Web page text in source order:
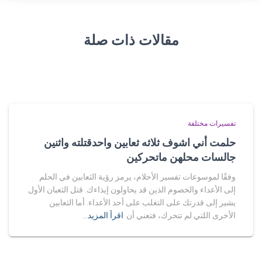
مقالات ذات صلة
تفسيرات مختلفة
حلمت أني اشوف ثلاثه ثعابين واحدقتلته واثنين
جالسات محلهن ماتحركين
وفقًا لموسوعات تفسير الأحلام، يرمز رؤية الثعابين في الحلم
إلى الأعداء والخصوم الذين قد يحاولون إيذاءك. قتل الثعبان الأول
يشير إلى قدرتك على التغلب على أحد الأعداء. أما الثعابين
الأخرى اللتي لم تتحرك، فتعني أن اقرأ المزيد…